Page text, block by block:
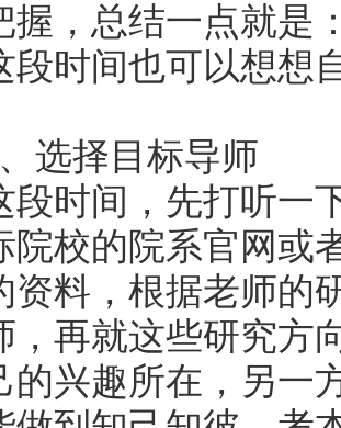
握，总结一点就是
段时间也可以想想
择目标导师
间，先打听一下
院校的院系官网或
资料，根据老师的
，再就这些研究方
的兴趣所在，另一